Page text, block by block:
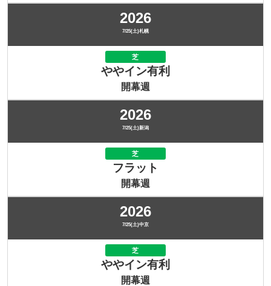
2026
7/25(土)札幌
芝
ややイン有利
開幕週
2026
7/25(土)新潟
芝
フラット
開幕週
2026
7/25(土)中京
芝
ややイン有利
開幕週